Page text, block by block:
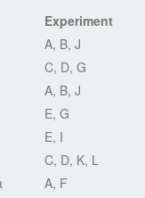
Experiment
A, B, J
C, D, G
A, B, J
E, G
E, I
C, D, K, L
A, F